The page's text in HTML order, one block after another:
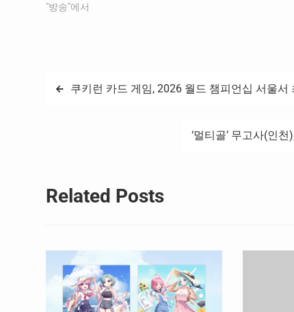
"방송"에서
글 쿠키런 카드 게임, 2026 월드 챔피언십 서울서
‘멀티골’ 무고사(인
Related Posts